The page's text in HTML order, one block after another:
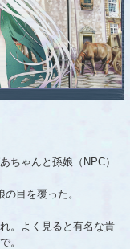
ちゃんと孫娘（NPC）
目を覆った。
。よく見ると有名な貴
。